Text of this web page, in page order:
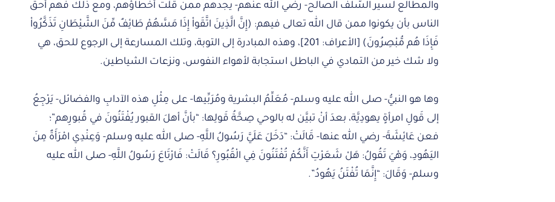
والمطالع لسير السّلف الصالح- رضي الله عنهم- يجدهم ممن قلَّت أخطاؤهم، ومع ذلك فهم أحق
الناس بأن يكونوا ممن قال الله تعالى فيهم: (إِنَّ الَّذِينَ اتَّقَواْ إِذَا مَسَّهُمْ طَائِفٌ مِّنَ الشَّيْطَانِ تَذَكَّرُواْ
فَإِذَا هُم مُّبْصِرُونَ) [الأعراف: 201]، وهذه المبادرة إلى التوبة، وتلك المسارعة إلى الرجوع للحق، هي
ولا شك خير من التمادي في الباطل استجابة لأهواء النفوس، ونزعات الشياطين.
وها هو النبيُّ- صلى الله عليه وسلم- مُعَلِّمُ البشرية ومُرَبِّيها- على مِثْلِ هذه الآدابِ والفضائل- يَرْجِعُ
إلى قَولِ امرأةٍ يهودِيَّة، بعدَ أنْ تبيَّن له بالوحي صِحَّةُ قَولِها: “بأنَّ أهلَ القبور يُفْتَنُونَ في قُبورِهم”؛
فعن عَائِشَةَ- رضي الله عنها- قَالَتْ: “دَخَلَ عَلَيَّ رَسُولُ اللَّهِ- صلى الله عليه وسلم- وَعِنْدِي امْرَأَةٌ مِنَ
اليَهُودِ، وَهْيَ تَقُولُ: هَلْ شَعَرْتِ أَنَّكُمْ تُفْتَنُونَ فِي الْقُبُورِ؟ قَالَتْ: فَارْتَاعَ رَسُولُ اللَّهِ- صلى الله عليه
وسلم- وَقَالَ: “إِنَّمَا تُفْتَنُ يَهُودُ”.